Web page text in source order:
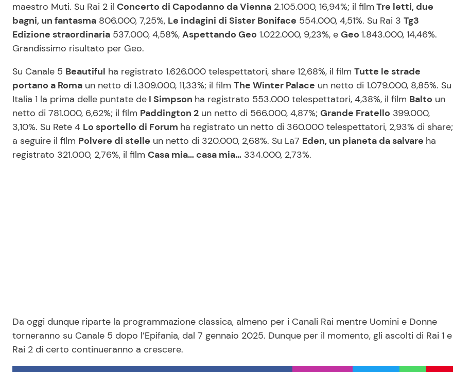
maestro Muti. Su Rai 2 il Concerto di Capodanno da Vienna 2.105.000, 16,94%; il film Tre letti, due
bagni, un fantasma 806.000, 7,25%, Le indagini di Sister Boniface 554.000, 4,51%. Su Rai 3 Tg3
Edizione straordinaria 537.000, 4,58%, Aspettando Geo 1.022.000, 9,23%, e Geo 1.843.000, 14,46%.
Grandissimo risultato per Geo.
Su Canale 5 Beautiful ha registrato 1.626.000 telespettatori, share 12,68%, il film Tutte le strade
portano a Roma un netto di 1.309.000, 11,33%; il film The Winter Palace un netto di 1.079.000, 8,85%. Su
Italia 1 la prima delle puntate de I Simpson ha registrato 553.000 telespettatori, 4,38%, il film Balto un
netto di 781.000, 6,62%; il film Paddington 2 un netto di 566.000, 4,87%; Grande Fratello 399.000,
3,10%. Su Rete 4 Lo sportello di Forum ha registrato un netto di 360.000 telespettatori, 2,93% di share;
a seguire il film Polvere di stelle un netto di 320.000, 2,68%. Su La7 Eden, un pianeta da salvare ha
registrato 321.000, 2,76%, il film Casa mia… casa mia… 334.000, 2,73%.
Da oggi dunque riparte la programmazione classica, almeno per i Canali Rai mentre Uomini e Donne
torneranno su Canale 5 dopo l’Epifania, dal 7 gennaio 2025. Dunque per il momento, gli ascolti di Rai 1 e
Rai 2 di certo continueranno a crescere.